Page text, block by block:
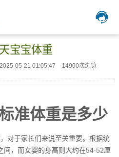
宝宝体重
05-21 01:05:47 14900次浏览
准体重是多少
对于家长们来说至关重要。根据统
间，而女婴的身高则大约在54-52厘